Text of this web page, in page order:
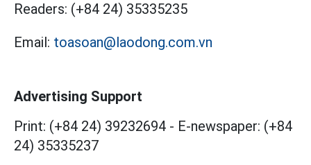
Readers: (+84 24) 35335235
Email: toasoan@laodong.com.vn
Advertising Support
Print: (+84 24) 39232694 - E-newspaper: (+84
24) 35335237